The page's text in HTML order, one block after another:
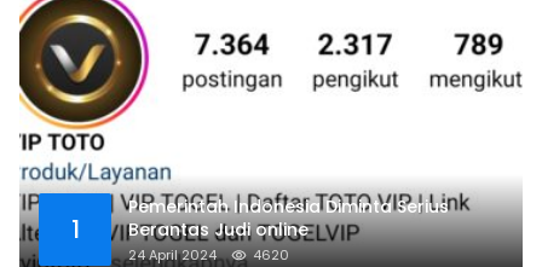
1
Pemerintah Indonesia Diminta Serius
Berantas Judi online
24 April 2024 4620